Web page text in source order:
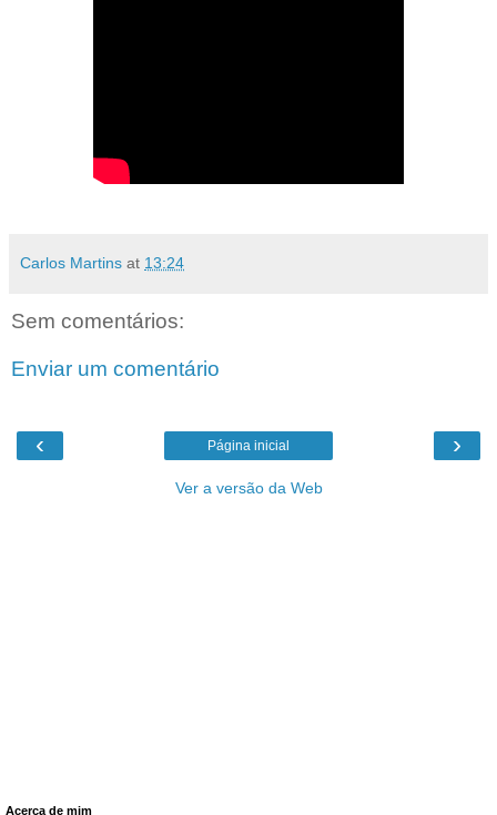
Carlos Martins at 13:24
Sem comentários:
Enviar um comentário
‹ ›
Página inicial
Ver a versão da Web
Acerca de mim